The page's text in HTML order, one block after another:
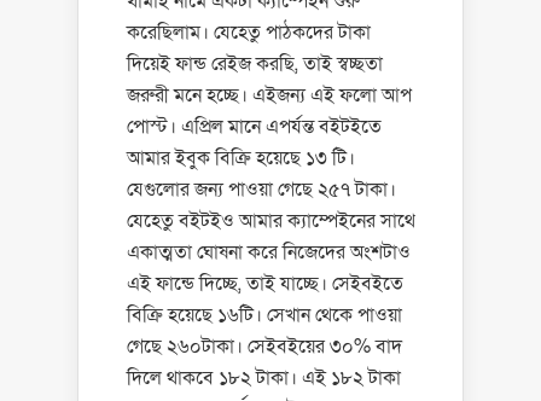
করেছিলাম। যেহেতু পাঠকদের টাকা
দিয়েই ফান্ড রেইজ করছি, তাই স্বচ্ছতা
জরুরী মনে হচ্ছে। এইজন্য এই ফলো আপ
পোস্ট। এপ্রিল মানে এপর্যন্ত বইটইতে
আমার ইবুক বিক্রি হয়েছে ১৩ ‍টি।
যেগুলোর জন্য পাওয়া গেছে ২৫৭ টাকা।
যেহেতু বইটইও আমার ক্যাম্পেইনের সাথে
একাত্মতা ঘোষনা করে নিজেদের অংশটাও
এই ফান্ডে দিচ্ছে, তাই যাচ্ছে। সেইবইতে
বিক্রি হয়েছে ১৬টি। সেখান থেকে পাওয়া
গেছে ২৬০টাকা। সেইবইয়ের ৩০% বাদ
দিলে থাকবে ১৮২ টাকা। এই ১৮২ টাকা